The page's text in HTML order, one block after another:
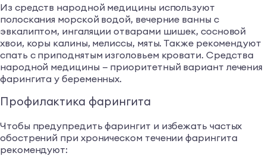
Из средств народной медицины используют
полоскания морской водой, вечерние ванны с
эвкалиптом, ингаляции отварами шишек, сосновой
хвои, коры калины, мелиссы, мяты. Также рекомендуют
спать с приподнятым изголовьем кровати. Средства
народной медицины — приоритетный вариант лечения
фарингита у беременных.
Профилактика фарингита
Чтобы предупредить фарингит и избежать частых
обострений при хроническом течении фарингита
рекомендуют: